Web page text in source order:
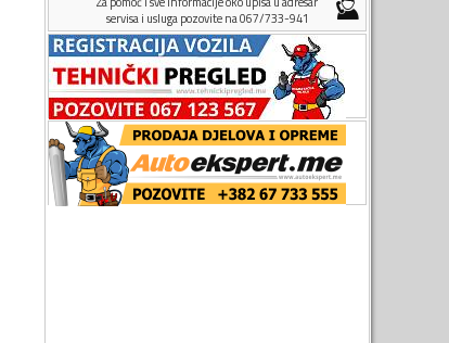
servisa i usluga pozovite na 067/733-941